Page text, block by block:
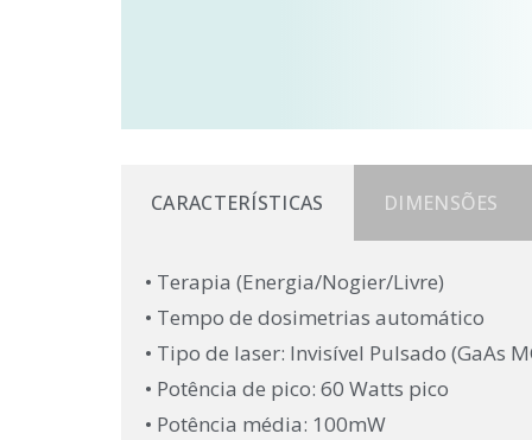
CARACTERÍSTICAS DIMENSÕES
• Terapia (Energia/Nogier/Livre)
• Tempo de dosimetrias automático
• Tipo de laser: Invisível Pulsado (GaAs
• Potência de pico: 60 Watts pico
• Potência média: 100mW